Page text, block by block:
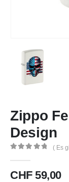
Zippo
Design
( Es
CHF59,00